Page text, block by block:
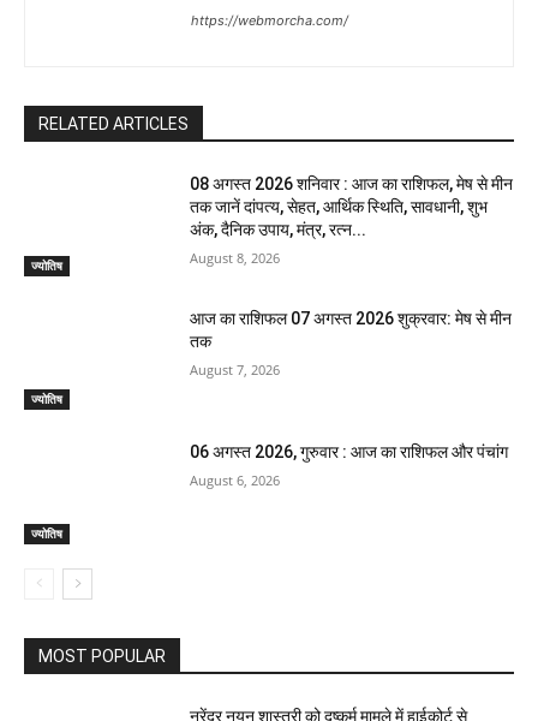
https://webmorcha.com/
RELATED ARTICLES
ज्योतिष
08 अगस्त 2026 शनिवार : आज का राशिफल, मेष से मीन
तक जानें दांपत्य, सेहत, आर्थिक स्थिति, सावधानी, शुभ
अंक, दैनिक उपाय, मंत्र, रत्न...
August 8, 2026
ज्योतिष
आज का राशिफल 07 अगस्त 2026 शुक्रवार: मेष से मीन
तक
August 7, 2026
ज्योतिष
06 अगस्त 2026, गुरुवार : आज का राशिफल और पंचांग
August 6, 2026
MOST POPULAR
नरेंद्र नयन शास्त्री को दुष्कर्म मामले में हाईकोर्ट से